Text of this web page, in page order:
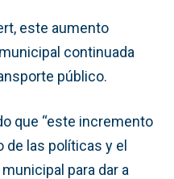
este aumento
continuada
público.
que “este incremento
de las políticas y el
para dar a